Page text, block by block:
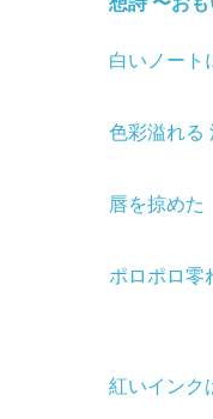
想詩 〜おも
色彩溢れる
唇を掠め
ポロポロ零
紅いインク